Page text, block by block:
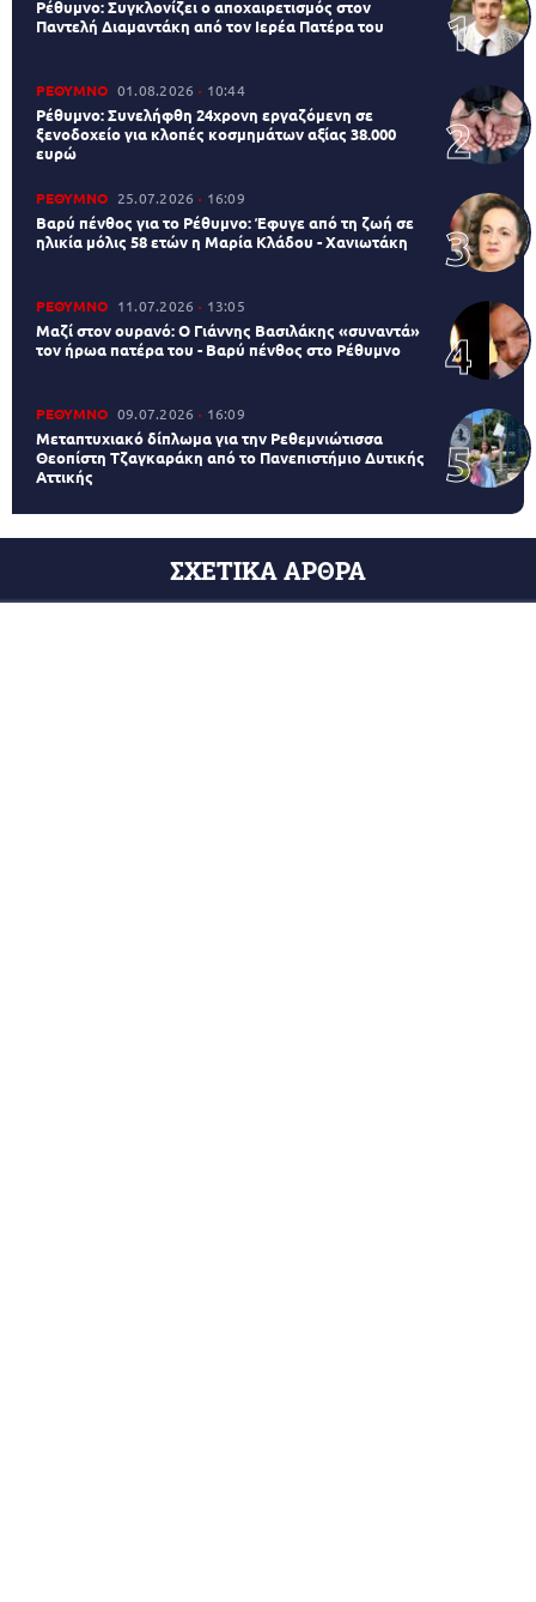
Ρέθυμνο: Συγκλονίζει ο αποχαιρετισμός στον
Παντελή Διαμαντάκη από τον Ιερέα Πατέρα του
ΡΕΘΥΜΝΟ 01.08.2026 10:44
Ρέθυμνο: Συνελήφθη 24χρονη εργαζόμενη σε
ξενοδοχείο για κλοπές κοσμημάτων αξίας 38.000
ευρώ
ΡΕΘΥΜΝΟ 25.07.2026 16:09
Βαρύ πένθος για το Ρέθυμνο: Έφυγε από τη ζωή σε
ηλικία μόλις 58 ετών η Μαρία Κλάδου - Χανιωτάκη
ΡΕΘΥΜΝΟ 11.07.2026 13:05
Μαζί στον ουρανό: Ο Γιάννης Βασιλάκης «συναντά»
τον ήρωα πατέρα του - Βαρύ πένθος στο Ρέθυμνο
ΡΕΘΥΜΝΟ 09.07.2026 16:09
Μεταπτυχιακό δίπλωμα για την Ρεθεμνιώτισσα
Θεοπίστη Τζαγκαράκη από το Πανεπιστήμιο Δυτικής
Αττικής
ΣΧΕΤΙΚΑ ΑΡΘΡΑ